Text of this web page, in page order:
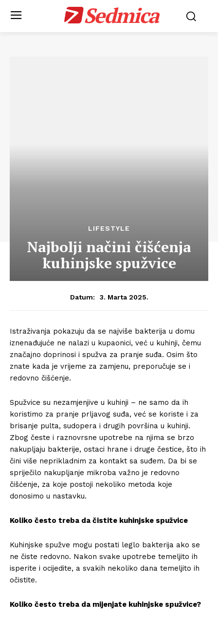
Sedmica
LIFESTYLE
Najbolji načini čišćenja
kuhinjske spužvice
Datum: 3. Marta 2025.
Istraživanja pokazuju da se najviše bakterija u domu
iznenađujuće ne nalazi u kupaonici, već u kuhinji, čemu
značajno doprinosi i spužva za pranje suđa. Osim što
znate kada je vrijeme za zamjenu, preporučuje se i
redovno čišćenje.
Spužvice su nezamjenjive u kuhinji – ne samo da ih
koristimo za pranje prljavog suđa, već se koriste i za
brisanje pulta, sudopera i drugih površina u kuhinji.
Zbog česte i raznovrsne upotrebe na njima se brzo
nakupljaju bakterije, ostaci hrane i druge čestice, što ih
čini više neprikladnim za kontakt sa suđem. Da bi se
spriječilo nakupljanje mikroba važno je redovno
čišćenje, za koje postoji nekoliko metoda koje
donosimo u nastavku.
Koliko često treba da čistite kuhinjske spužvice
Kuhinjske spužve mogu postati leglo bakterija ako se
ne čiste redovno. Nakon svake upotrebe temeljito ih
isperite i ocijedite, a svakih nekoliko dana temeljito ih
očistite.
Koliko često treba da mijenjate kuhinjske spužvice?